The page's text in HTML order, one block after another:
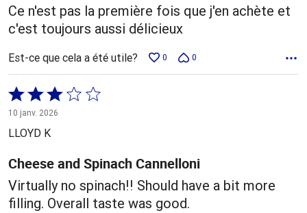
Ce n'est pas la première fois que j'en achète et
c'est toujours aussi délicieux
Est-ce que cela a été utile? 0 0
Coté
3 sur
5
10 janv. 2026
LLOYD K
Cheese and Spinach Cannelloni
Virtually no spinach!! Should have a bit more
filling. Overall taste was good.